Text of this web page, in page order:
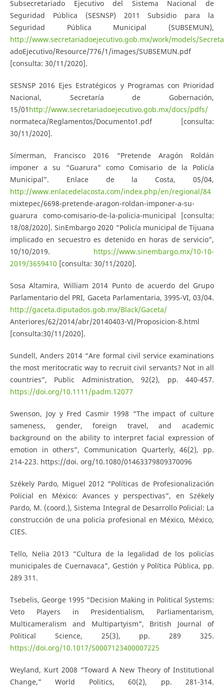
Subsecretariado Ejecutivo del Sistema Nacional de
Seguridad Pública (SESNSP) 2011 Subsidio para la
Seguridad Pública Municipal (SUBSEMUN),
http://www.secretariadoejecutivo.gob.mx/work/models/
adoEjecutivo/Resource/776/1/images/SUBSEMUN.pdf
[consulta: 30/11/2020].
SESNSP 2016 Ejes Estratégicos y Programas con Prioridad
Nacional, Secretaría de Gobernación,
15/01 http://www.secretariadoejecutivo.gob.mx/docs/pdfs/
normateca/Reglamentos/Documento1.pdf [consulta:
30/11/2020].
Símerman, Francisco 2016 “Pretende Aragón Roldán
imponer a su “Guarura” como Comisario de la Policía
Municipal”. Enlace de la Costa, 05/04,
http://www.enlacedelacosta.com/index.php/en/regional/84
mixtepec/6698-pretende-aragon-roldan-imponer-a-su-
guarura como-comisario-de-la-policia-municipal [consulta:
18/08/2020]. SinEmbargo 2020 “Policía municipal de Tijuana
implicado en secuestro es detenido en horas de servicio”,
10/10/2019. https://www.sinembargo.mx/10-10-
2019/3659410 [consulta: 30/11/2020].
Sosa Altamira, William 2014 Punto de acuerdo del Grupo
Parlamentario del PRI, Gaceta Parlamentaria, 3995-VI, 03/04.
http://gaceta.diputados.gob.mx/Black/Gaceta/
Anteriores/62/2014/abr/20140403-VI/Proposicion-8.html
[consulta:30/11/2020].
Sundell, Anders 2014 “Are formal civil service examinations
the most meritocratic way to recruit civil servants? Not in all
countries”, Public Administration, 92(2), pp. 440-457.
https://doi.org/10.1111/padm.12077
Swenson, Joy y Fred Casmir 1998 “The impact of culture
sameness, gender, foreign travel, and academic
background on the ability to interpret facial expression of
emotion in others”, Communication Quarterly, 46(2), pp.
214-223. https://doi. org/10.1080/01463379809370096
Székely Pardo, Miguel 2012 “Políticas de Profesionalización
Policial en México: Avances y perspectivas”, en Székely
Pardo, M. (coord.), Sistema Integral de Desarrollo Policial: La
construcción de una policía profesional en México, México,
CIES.
Tello, Nelia 2013 “Cultura de la legalidad de los policías
municipales de Cuernavaca”, Gestión y Política Pública, pp.
289 311.
Tsebelis, George 1995 “Decision Making in Political Systems:
Veto Players in Presidentialism, Parliamentarism,
Multicameralism and Multipartyism”, British Journal of
Political Science, 25(3), pp. 289 325.
https://doi.org/10.1017/S0007123400007225
Weyland, Kurt 2008 “Toward A New Theory of Institutional
Change,” World Politics, 60(2), pp. 281-314.